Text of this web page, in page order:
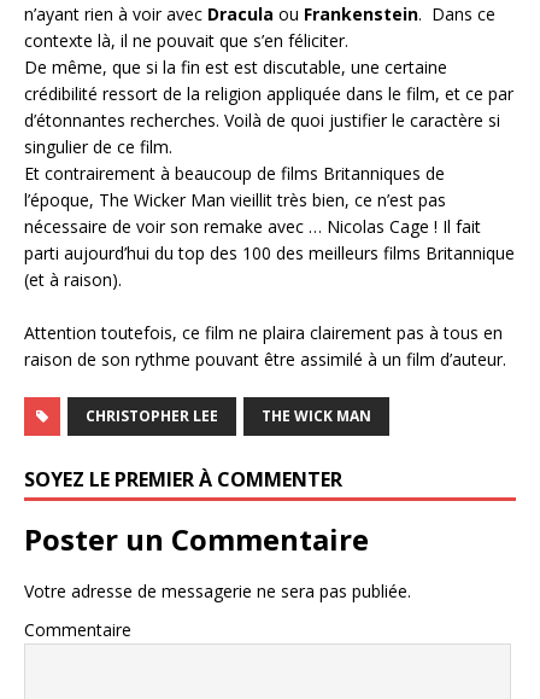
n’ayant rien à voir avec Dracula ou Frankenstein. Dans ce
contexte là, il ne pouvait que s’en féliciter.
De même, que si la fin est est discutable, une certaine
crédibilité ressort de la religion appliquée dans le film, et ce par
d’étonnantes recherches. Voilà de quoi justifier le caractère si
singulier de ce film.
Et contrairement à beaucoup de films Britanniques de
l’époque, The Wicker Man vieillit très bien, ce n’est pas
nécessaire de voir son remake avec … Nicolas Cage ! Il fait
parti aujourd’hui du top des 100 des meilleurs films Britannique
(et à raison).
Attention toutefois, ce film ne plaira clairement pas à tous en
raison de son rythme pouvant être assimilé à un film d’auteur.
CHRISTOPHER LEE THE WICK MAN
SOYEZ LE PREMIER À COMMENTER
Poster un Commentaire
Votre adresse de messagerie ne sera pas publiée.
Commentaire